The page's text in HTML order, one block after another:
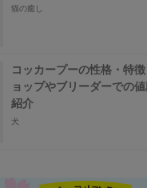
猫の癒し
コッカープーの性格・特
ョップやブリーダーでの
紹介
犬